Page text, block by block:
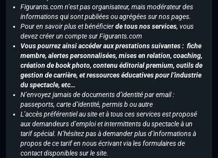
Figurants.com n’est pas organisateur, mais modérateur des
informations qui sont publiées ou agrégées sur nos pages.
Pour en savoir plus et bénéficierde tous nos services, vous
devez créer un compte sur Figurants.com
Vous pourrez ainsi accéder aux prestations suivantes : fiche
membre, alertes personnalisées, mises en relation, coaching,
création de book photo, contenu éditorial premium, outils de
gestion de carrière, et ressources éducatives pour l’industrie
du spectacle, etc…
N’envoyez jamais de documents d’identité par email :
passeports, carte d’identité, permis b ou autre
L’accès préférentiel au site et à tous ces services est proposé
aux demandeurs d’emploi et intermittents du spectacle à un
tarif spécial. N’hésitez pas à demander plus d’informations à
propos de ce tarif en nous écrivant via les formulaires de
contact disponibles sur le site.